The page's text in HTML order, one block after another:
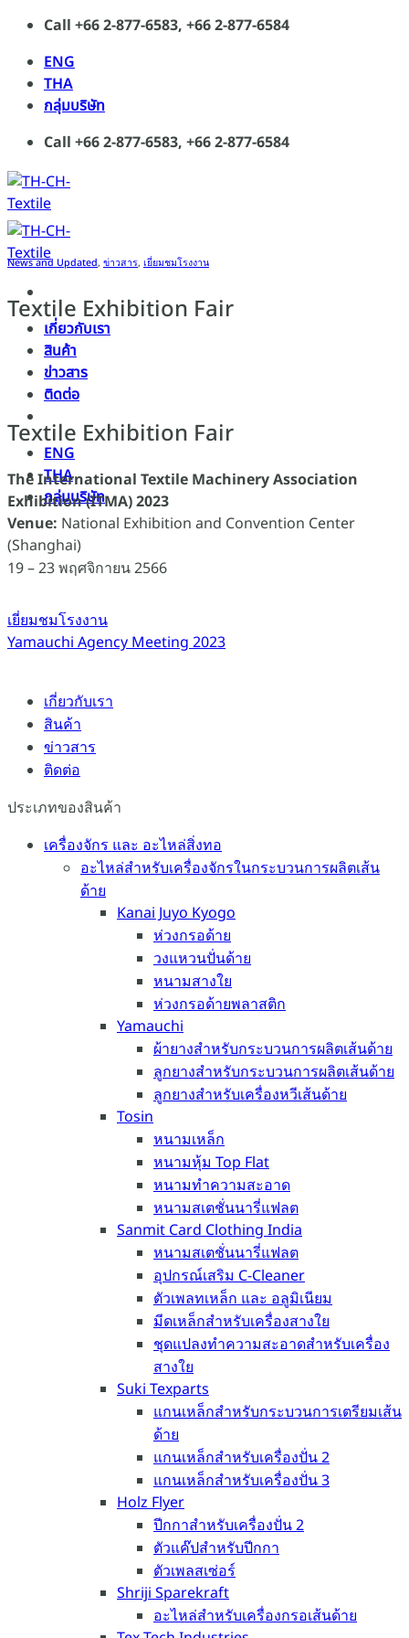
Skip
content
Call +66 2-877-6583, +66 2-877-6584
ENG
THA
กลุ่มบริษัท
Call +66 2-877-6583, +66 2-877-6584
เกี่ยวกับเรา
สินค้า
ข่าวสาร
ติดต่อ
ENG
THA
กลุ่มบริษัท
News and Updated, ข่าวสาร, เยี่ยมชมโรงงาน
Textile Exhibition Fair
Textile Exhibition Fair
The International Textile Machinery Association
Exhibition (ITMA) 2023
Venue: National Exhibition and Convention Center
(Shanghai)
19 – 23 พฤศจิกายน 2566
เยี่ยมชมโรงงาน
Yamauchi Agency Meeting 2023
เกี่ยวกับเรา
สินค้า
ข่าวสาร
ติดต่อ
ประเภทของสินค้า
เครื่องจักร และ อะไหล่สิ่งทอ
อะไหล่สำหรับเครื่องจักรในกระบวนการผลิตเส้น
ด้าย
Kanai Juyo Kyogo
ห่วงกรอด้าย
วงแหวนปั่นด้าย
หนามสางใย
ห่วงกรอด้ายพลาสติก
Yamauchi
ผ้ายางสำหรับกระบวนการผลิตเส้นด้าย
ลูกยางสำหรับกระบวนการผลิตเส้นด้าย
ลูกยางสำหรับเครื่องหวีเส้นด้าย
Tosin
หนามเหล็ก
หนามหุ้ม Top Flat
หนามทำความสะอาด
หนามสเตชั่นนารี่แฟลต
Sanmit Card Clothing India
หนามสเตชั่นนารี่แฟลต
อุปกรณ์เสริม C-Cleaner
ตัวเพลทเหล็ก และ อลูมิเนียม
มีดเหล็กสำหรับเครื่องสางใย
ชุดแปลงทำความสะอาดสำหรับเครื่อง
สางใย
Suki Texparts
แกนเหล็กสำหรับกระบวนการเตรียมเส้น
ด้าย
แกนเหล็กสำหรับเครื่องปั่น 2
แกนเหล็กสำหรับเครื่องปั่น 3
Holz Flyer
ปีกกาสำหรับเครื่องปั่น 2
ตัวแค๊ปสำหรับปีกกา
ตัวเพลสเซ่อร์
Shriji Sparekraft
อะไหล่สำหรับเครื่องกรอเส้นด้าย